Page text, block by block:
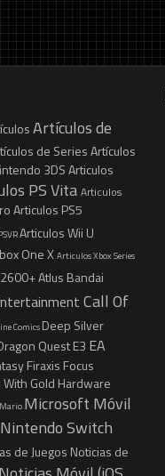
Artículos de
de SeriesArtículos
3DSArticulos
PS VitaArticulos
Articulos PS5
Articulos Wii U
One XArticulos Xbox Series
Atlus Bandai
Call Of
Comics Deep Silver
QuestE3 EA
Firaxis Focus
With Gold Hardware
Mario Microsoft Móvil
Nintendo Switch
de Juegos Noticias de